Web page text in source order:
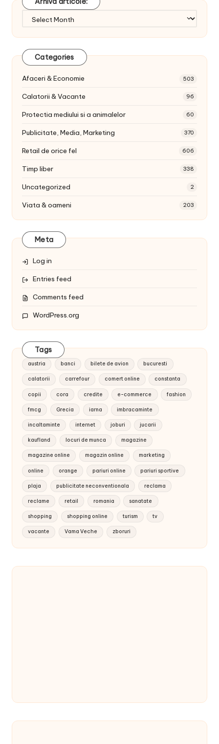
Categories
Afaceri & Economie 503
Calatorii & Vacante 96
Protectia mediului si a animalelor 60
Publicitate, Media, Marketing 370
Retail de orice fel 606
Timp liber 338
Uncategorized 2
Viata & oameni 203
Meta
Log in
Entries feed
Comments feed
WordPress.org
Tags
austria banci bilete de avion bucuresti
calatorii carrefour comert online constanta
copii cora credite e-commerce fashion
fmcg Grecia iarna imbracaminte
incaltaminte internet joburi jucarii
kaufland locuri de munca magazine
magazine online magazin online marketing
online orange pariuri online pariuri sportive
plaja publicitate neconventionala reclama
reclame retail romania sanatate
shopping shopping online turism tv
vacante Vama Veche zboruri